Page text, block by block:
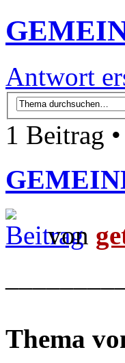
Antwort
1 Beitrag
von
Thema